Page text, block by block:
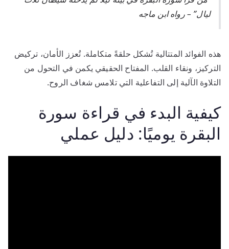
ليال” – رواه ابن ماجه
هذه الفوائد المتتالية تُشكل حلقةً متكاملة. تُعزز الأمان، تركيض
التركيز، ونقاء القلب. المفتاح الحقيقي يكمن في التحول من
التلاوة الآلية إلى التفاعلية التي تلامس شغاف الروح.
كيفية البدء في قراءة سورة
البقرة يوميًا: دليل عملي